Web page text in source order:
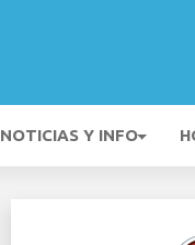
NOTICIAS Y INFO